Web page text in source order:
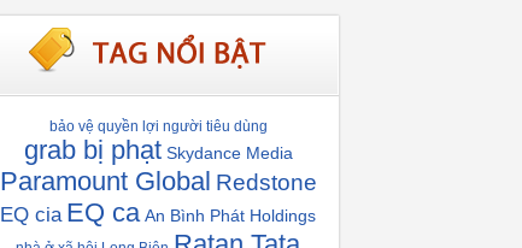
bảo vệ quyền lợi người tiêu dùng
grab bị phạt Skydance Media
Paramount Global Redstone
EQ cia EQ ca An Bình Phát Holdings